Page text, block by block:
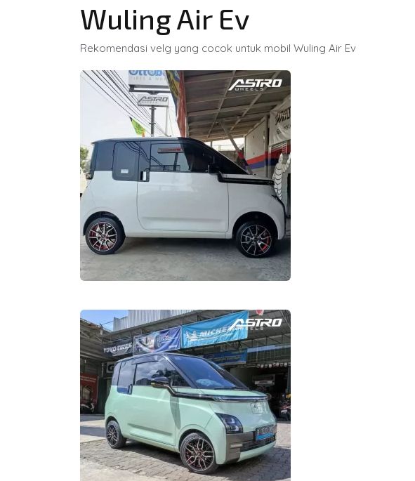
Wuling Air Ev
Rekomendasi velg yang cocok untuk mobil Wuling Air Ev